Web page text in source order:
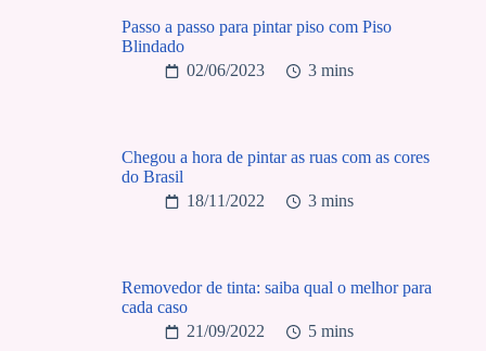
Passo a passo para pintar piso com Piso
Blindado
02/06/2023
3 mins
Chegou a hora de pintar as ruas com as cores
do Brasil
18/11/2022
3 mins
Removedor de tinta: saiba qual o melhor para
cada caso
21/09/2022
5 mins